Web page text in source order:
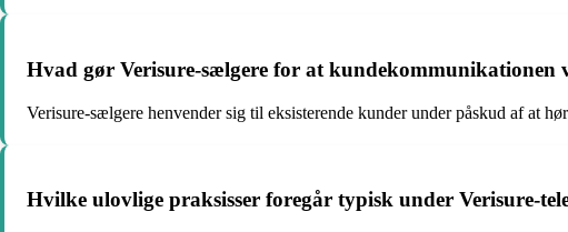
Hvad gør Verisure-sælgere for at
Verisure-sælgere henvender sig til eksisterende kunder under påskud af at
Hvilke ulovlige praksisser foregår typisk under Verisure-